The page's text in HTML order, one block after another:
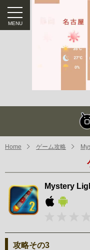
Home ゲーム攻略
Mystery
攻略その3